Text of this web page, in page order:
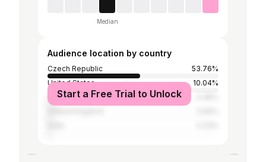
Median
Audience location by country
Czech Republic
53.76%
United States
10.04%
Slovakia
Start a Free Trial to Unlock